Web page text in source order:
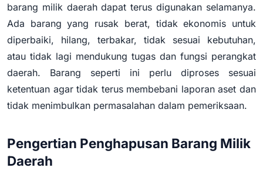
barang milik daerah dapat terus digunakan selamanya.
Ada barang yang rusak berat, tidak ekonomis untuk
diperbaiki, hilang, terbakar, tidak sesuai kebutuhan,
atau tidak lagi mendukung tugas dan fungsi perangkat
daerah. Barang seperti ini perlu diproses sesuai
ketentuan agar tidak terus membebani laporan aset dan
tidak menimbulkan permasalahan dalam pemeriksaan.
Pengertian Penghapusan Barang Milik
Daerah